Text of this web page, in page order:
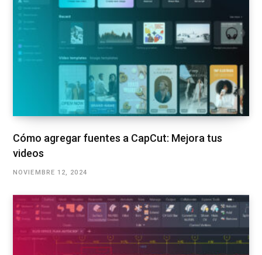
Cómo agregar fuentes a CapCut: Mejora tus
videos
NOVIEMBRE 12, 2024